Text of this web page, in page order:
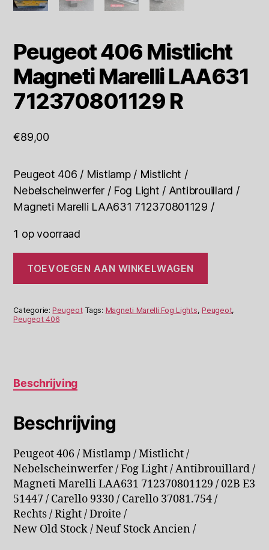
Peugeot 406 Mistlicht
Magneti Marelli LAA631
712370801129 R
€89,00
Peugeot 406 / Mistlamp / Mistlicht /
Nebelscheinwerfer / Fog Light / Antibrouillard /
Magneti Marelli LAA631 712370801129 /
1 op voorraad
406
Mistlicht
Marelli
LAA631
TOEVOEGEN AAN WINKELWAGEN
Categorie: Peugeot Tags: Magneti Marelli Fog Lights, Peugeot,
Peugeot 406
Beschrijving
Beschrijving
Peugeot 406 / Mistlamp / Mistlicht /
Nebelscheinwerfer / Fog Light / Antibrouillard /
Magneti Marelli LAA631 712370801129 / 02B E3
51447 / Carello 9330 / Carello 37081.754 /
Rechts / Right / Droite /
New Old Stock / Neuf Stock Ancien /